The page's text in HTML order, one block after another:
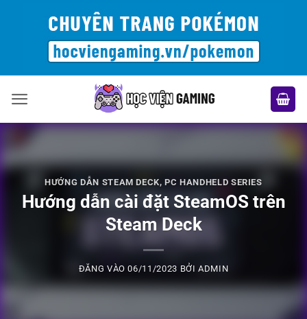
HƯỚNG DẪN STEAM DECK,PC HANDHELD SERIES
Hướng dẫn cài đặt SteamOS trên
Steam Deck
ĐĂNG VÀO06/11/2023 BỞIADMIN